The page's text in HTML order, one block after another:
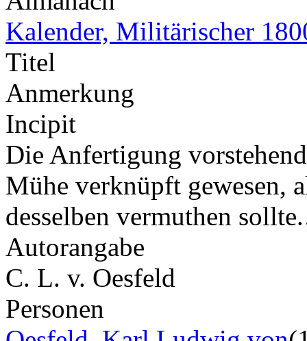
Kalender, Militärischer
Titel
Anmerkung
Incipit
Die Anfertigung
Mühe verknüpft gewesen,
desselben vermuthen
Autorangabe
C. L. v. Oesfeld
Personen